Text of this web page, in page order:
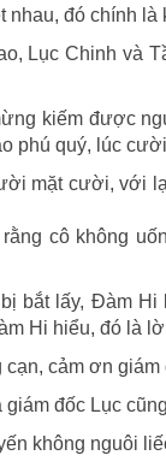
đó chính là
Lục Chinh
kiếm được
phú quý, lúc
mặt cười, với
cô không
bắt lấy, Đàm
Hi hiểu, đó là
cảm ơn giám
đốc Lục
không nguôi